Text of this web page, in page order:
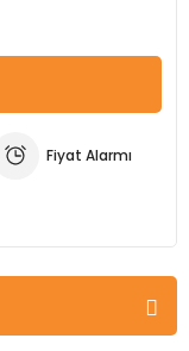
Ürünleri
ve Mengeneler
Zımba Çakma
Fiyat Alarmı